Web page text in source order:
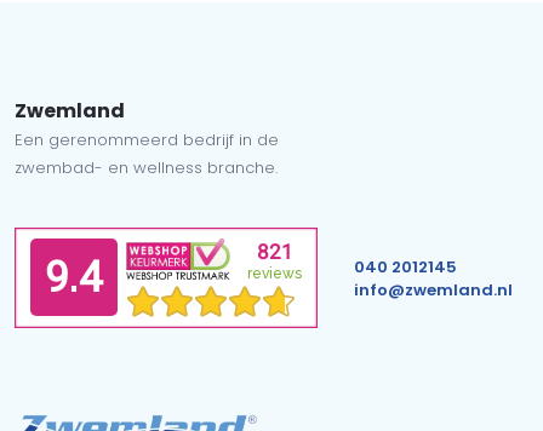
Zwemland
Een gerenommeerd bedrijf in de
zwembad- en wellness branche.
040 2012145
info@zwemland.nl